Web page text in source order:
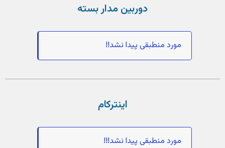
دوربین مدار بسته
مورد منطبقی پیدا نشد!!
اینترکام
مورد منطبقی پیدا نشد!!!